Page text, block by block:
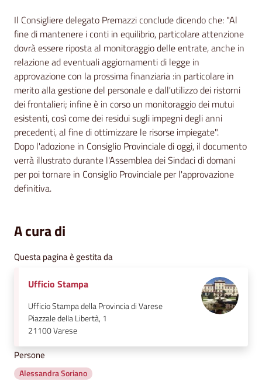
Il Consigliere delegato Premazzi conclude dicendo che: "Al
fine di mantenere i conti in equilibrio, particolare attenzione
dovrà essere riposta al monitoraggio delle entrate, anche in
relazione ad eventuali aggiornamenti di legge in
approvazione con la prossima finanziaria :in particolare in
merito alla gestione del personale e dall'utilizzo dei ristorni
dei frontalieri; infine è in corso un monitoraggio dei mutui
esistenti, così come dei residui sugli impegni degli anni
precedenti, al fine di ottimizzare le risorse impiegate".
Dopo l'adozione in Consiglio Provinciale di oggi, il documento
verrà illustrato durante l'Assemblea dei Sindaci di domani
per poi tornare in Consiglio Provinciale per l'approvazione
definitiva.
A cura di
Questa pagina è gestita da
Ufficio Stampa
Ufficio Stampa della Provincia di Varese
Piazzale della Libertà, 1
21100Varese
Persone
Alessandra Soriano